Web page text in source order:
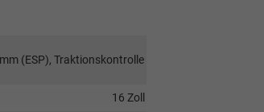
(ESP), Traktionskontrolle
16 Zoll